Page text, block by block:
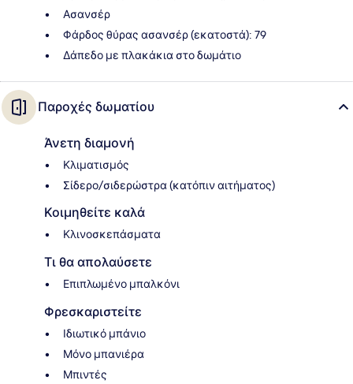
Ασανσέρ
Φάρδος θύρας ασανσέρ (εκατοστά): 79
Δάπεδο με πλακάκια στο δωμάτιο
Παροχές δωματίου
Άνετη διαμονή
Κλιματισμός
Σίδερο/σιδερώστρα (κατόπιν αιτήματος)
Κοιμηθείτε καλά
Κλινοσκεπάσματα
Τι θα απολαύσετε
Επιπλωμένο μπαλκόνι
Φρεσκαριστείτε
Ιδιωτικό μπάνιο
Μόνο μπανιέρα
Μπιντές